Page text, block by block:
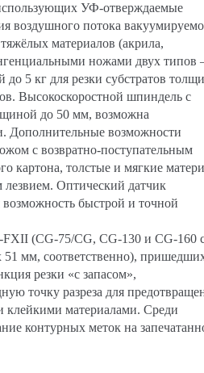
УФ-отверждаемые
воздушного потока
материалов (акрила,
ножами двух типов
5 кг для резки субстратов
Высокоскоростной шпиндель с
до 50 мм, возможна
Дополнительные возможности
с возвратно-поступательным
картона, толстые и мягкие
Оптический датчик
возможность быстрой и точной
(CG-75/CG, CG-130 и CG-160
мм, соответственно),
резки «с запасом»,
точку разреза для
клейкими материалами. Среди
контурных меток на